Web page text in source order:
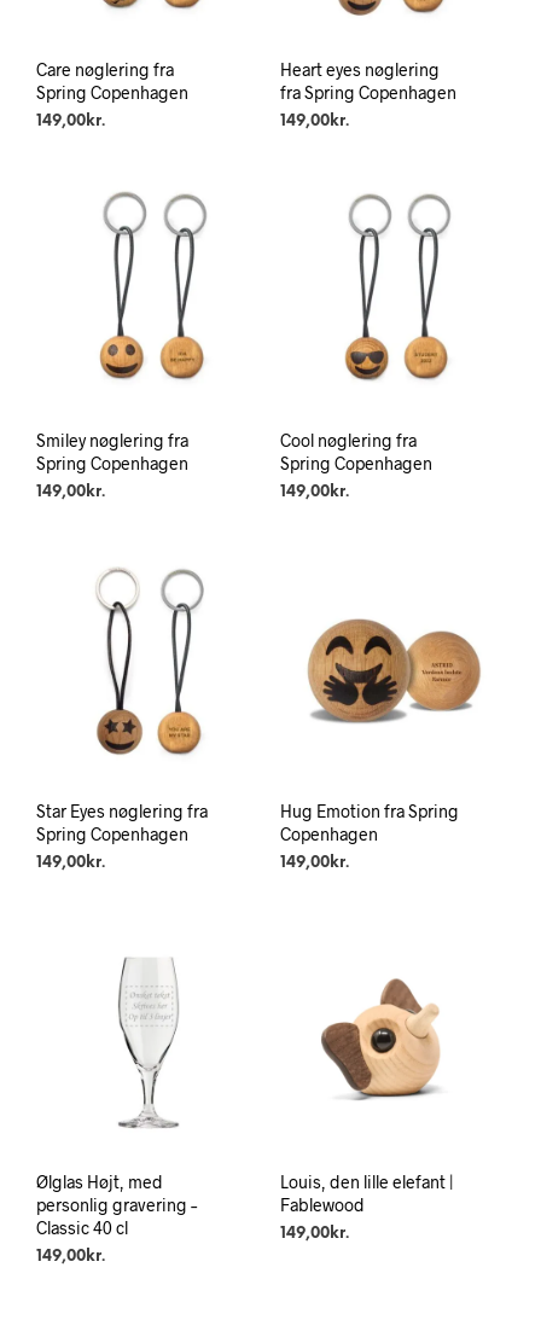
Care nøglering fra
Spring Copenhagen
149,00 kr.
Heart eyes nøglering
fra Spring Copenhagen
149,00kr.
Smiley nøglering fra
Spring Copenhagen
149,00 kr.
Cool nøglering fra
Spring Copenhagen
149,00kr.
Star Eyes nøglering fra
Spring Copenhagen
149,00 kr.
Hug Emotion fra Spring
Copenhagen
149,00kr.
Ølglas Højt, med
personlig gravering –
Classic 40 cl
149,00 kr.
Louis, den lille elefant |
Fablewood
149,00kr.